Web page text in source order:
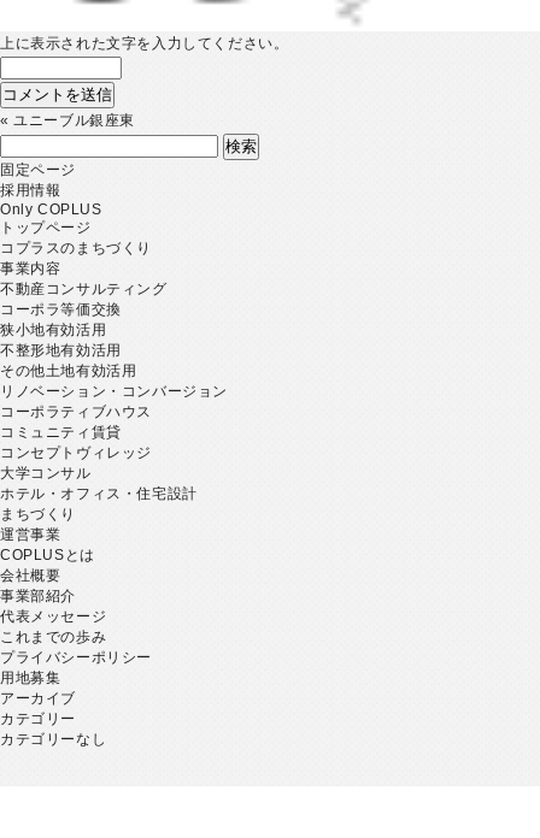
上に表示された文字を入力してください。
«ユニーブル銀座東
索:
固定ページ
採用情報
Only COPLUS
トップページ
コプラスのまちづくり
事業内容
不動産コンサルティング
コーポラ等価交換
狭小地有効活用
不整形地有効活用
その他土地有効活用
リノベーション・コンバージョン
コーポラティブハウス
コミュニティ賃貸
コンセプトヴィレッジ
大学コンサル
ホテル・オフィス・住宅設計
まちづくり
運営事業
COPLUSとは
会社概要
事業部紹介
代表メッセージ
これまでの歩み
プライバシーポリシー
用地募集
アーカイブ
カテゴリー
カテゴリーなし